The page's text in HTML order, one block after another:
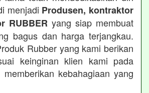
menjadi Produsen, kontraktor
RUBBER yang siap membuat
bagus dan harga terjangkau.
Rubber yang kami berikan
keinginan klien kami pada
kebahagiaan yang